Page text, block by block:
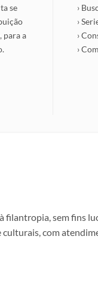
se
para a
›
›
›
›
sem fins
com